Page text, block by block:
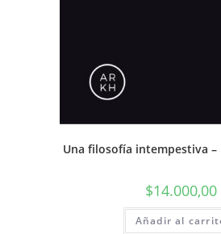
Una filosofía intempestiva
$14.000,00
Añadir al